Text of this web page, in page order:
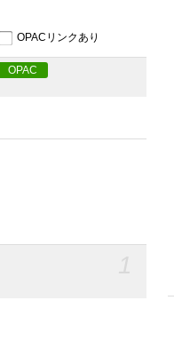
OPACリンクあり
OPAC